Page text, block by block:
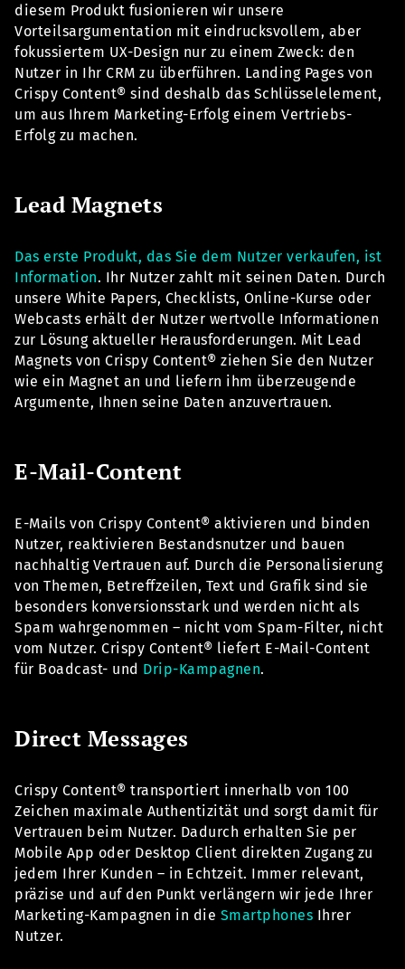
diesem Produkt fusionieren wir unsere
Vorteilsargumentation mit eindrucksvollem, aber
fokussiertem UX-Design nur zu einem Zweck: den
Nutzer in Ihr CRM zu überführen. Landing Pages von
Crispy Content® sind deshalb das Schlüsselelement,
um aus Ihrem Marketing-Erfolg einem Vertriebs-
Erfolg zu machen.
Lead Magnets
Das erste Produkt, das Sie dem Nutzer verkaufen, ist
Information. Ihr Nutzer zahlt mit seinen Daten. Durch
unsere White Papers, Checklists, Online-Kurse oder
Webcasts erhält der Nutzer wertvolle Informationen
zur Lösung aktueller Herausforderungen. Mit Lead
Magnets von Crispy Content® ziehen Sie den Nutzer
wie ein Magnet an und liefern ihm überzeugende
Argumente, Ihnen seine Daten anzuvertrauen.
E-Mail-Content
E-Mails von Crispy Content® aktivieren und binden
Nutzer, reaktivieren Bestandsnutzer und bauen
nachhaltig Vertrauen auf. Durch die Personalisierung
von Themen, Betreffzeilen, Text und Grafik sind sie
besonders konversionsstark und werden nicht als
Spam wahrgenommen – nicht vom Spam-Filter, nicht
vom Nutzer. Crispy Content® liefert E-Mail-Content
für Boadcast- und Drip-Kampagnen.
Direct Messages
Crispy Content® transportiert innerhalb von 100
Zeichen maximale Authentizität und sorgt damit für
Vertrauen beim Nutzer. Dadurch erhalten Sie per
Mobile App oder Desktop Client direkten Zugang zu
jedem Ihrer Kunden – in Echtzeit. Immer relevant,
präzise und auf den Punkt verlängern wir jede Ihrer
Marketing-Kampagnen in die Smartphones Ihrer
Nutzer.